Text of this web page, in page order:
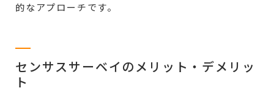
的なアプローチです。
センサスサーベイのメリット・デメリッ
ト